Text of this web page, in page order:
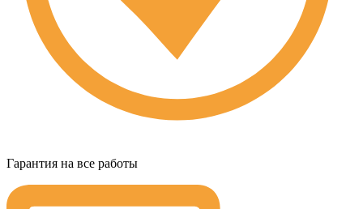
Гарантия на все работы